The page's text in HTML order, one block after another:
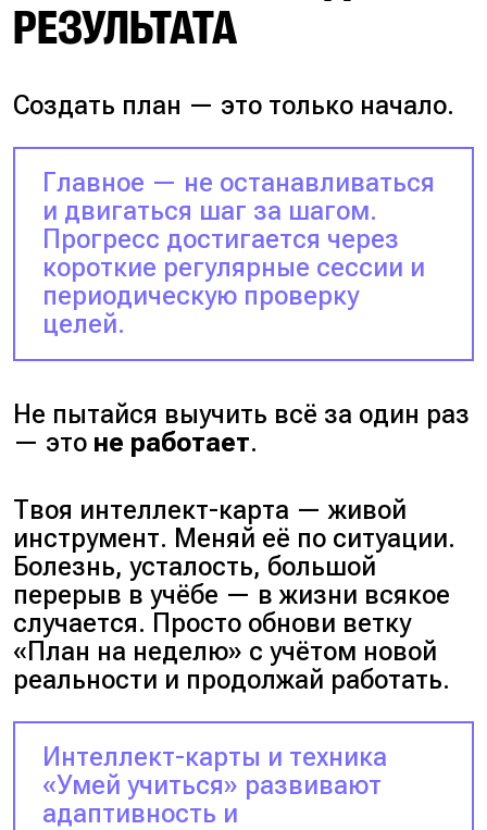
РЕЗУЛЬТАТА
Создать план — это только начало.
Главное — не останавливаться
и двигаться шаг за шагом.
Прогресс достигается через
короткие регулярные сессии и
периодическую проверку
целей.
Не пытайся выучить всё за один раз
— это не работает.
Твоя интеллект-карта — живой
инструмент. Меняй её по ситуации.
Болезнь, усталость, большой
перерыв в учёбе — в жизни всякое
случается. Просто обнови ветку
«План на неделю» с учётом новой
реальности и продолжай работать.
Интеллект-карты и техника
«Умей учиться» развивают
адаптивность и